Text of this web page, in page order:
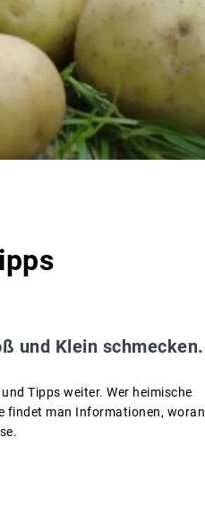
und Klein schmecken.
Tipps weiter. Wer heimische
findet man Informationen, woran